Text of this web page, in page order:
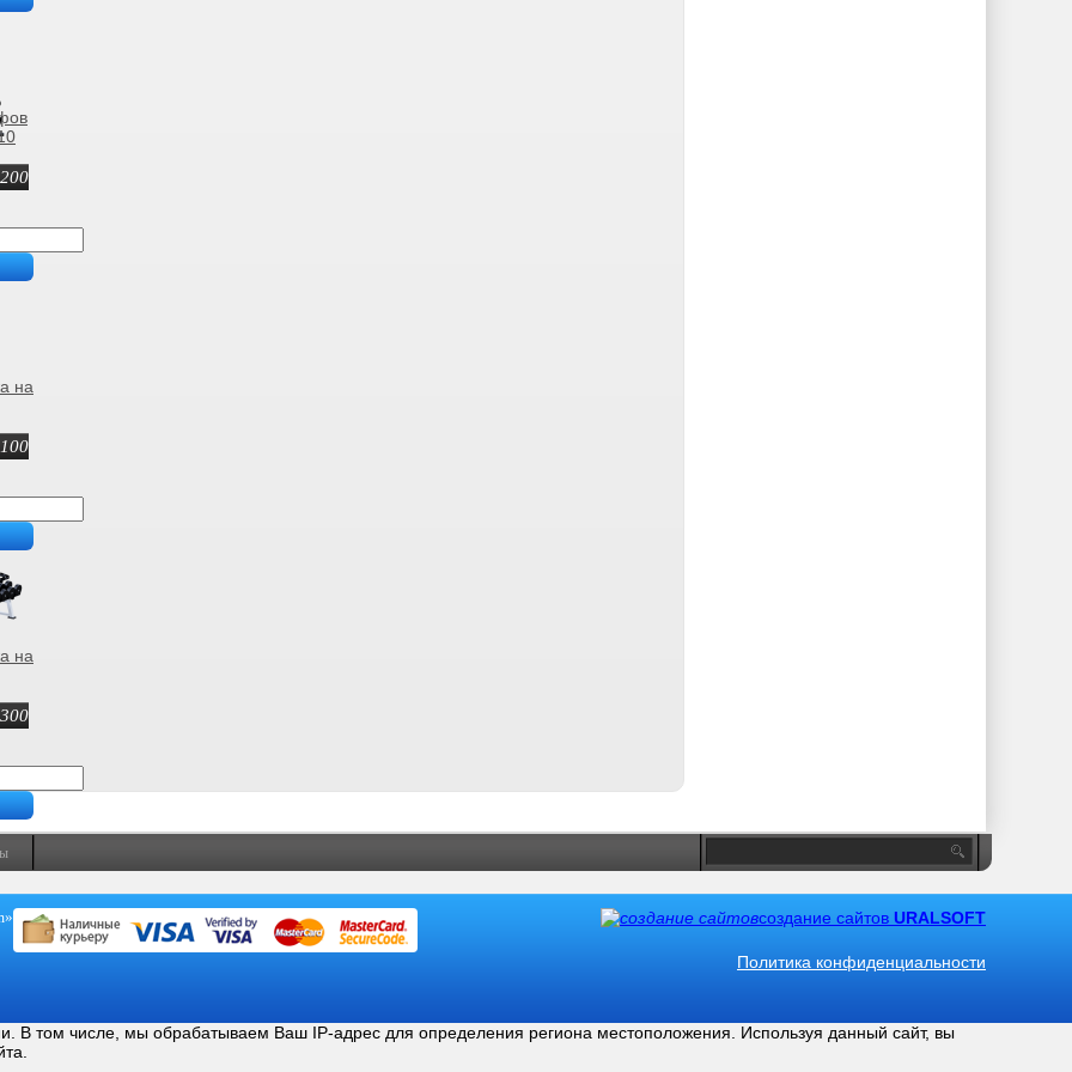
на
на
создание сайтов URALSOFT
Политика конфиденциальности
В том числе, мы обрабатываем Ваш IP-адрес для определения региона местоположения. Используя данный сайт, вы